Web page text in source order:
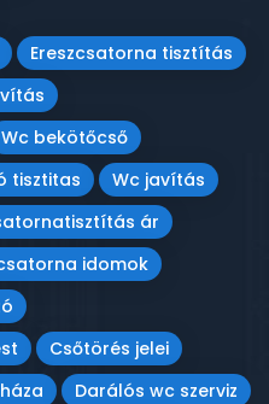
Ereszcsatorna tisztítás
Wc bekötőcső
tisztitas
Wc javítás
ár
idomok
Csőtörés jelei
Darálós wc szerviz